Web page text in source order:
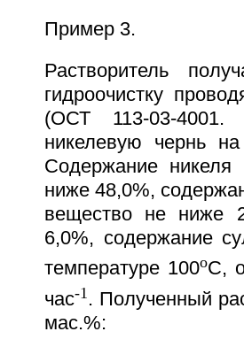
Пример 3.
Растворитель
гидроочистку
(ОСТ 113-03-4001.
никелевую чернь
Содержание
ниже 48,0%,
вещество не ниже
6,0%, содержание
температуре 100oС,
час-1 . Полученный
мас.%: